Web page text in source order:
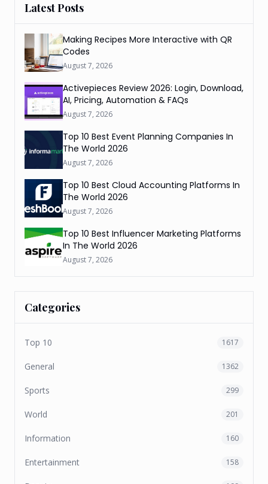
Latest Posts
Making Recipes More Interactive with QR
Codes
August 7, 2026
Activepieces Review 2026: Login, Download,
AI, Pricing, Automation & FAQs
August 7, 2026
Top 10 Best Event Planning Companies In
The World 2026
August 7, 2026
Top 10 Best Cloud Accounting Platforms In
The World 2026
August 7, 2026
Top 10 Best Influencer Marketing Platforms
In The World 2026
August 7, 2026
Categories
Top 10 1617
General 1362
Sports 299
World 201
Information 160
Entertainment 158